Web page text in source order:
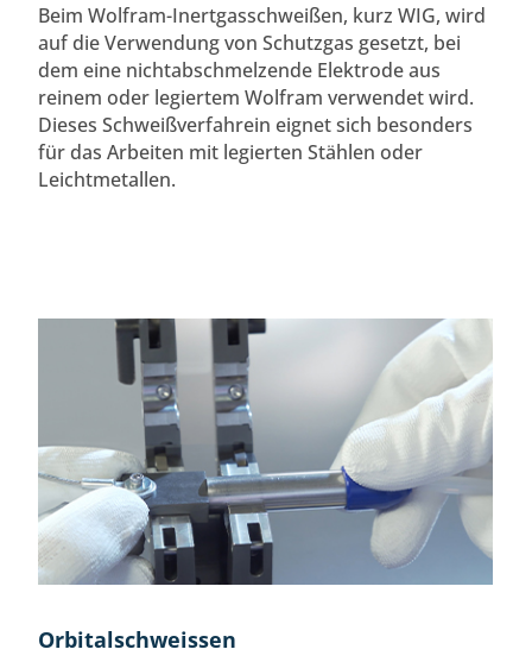
Beim Wolfram-Inertgasschweißen, kurz WIG, wird
auf die Verwendung von Schutzgas gesetzt, bei
dem eine nichtabschmelzende Elektrode aus
reinem oder legiertem Wolfram verwendet wird.
Dieses Schweißverfahrein eignet sich besonders
für das Arbeiten mit legierten Stählen oder
Leichtmetallen.
Orbitalschweissen